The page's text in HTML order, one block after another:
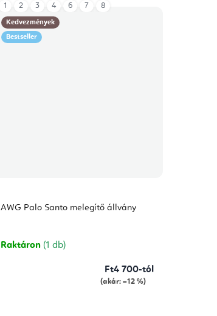
Kedvezmények
Bestseller
AWG Palo Santo melegítő állvány
Raktáron (1 db)
Ft4 700-tól
(akár: –12 %)
1 2 3 4 6 7 8